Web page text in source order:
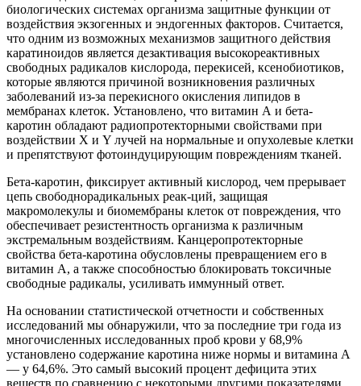
биологических системах организма защитные функции от
воздействия экзогенных и эндогенных факторов. Считается,
что одним из возможных механизмов защитного действия
каратиноидов является дезактивация высокореактивных
свободных радикалов кислорода, перекисей, ксенобиотиков,
которые являются причиной возникновения различных
заболеваний из-за перекисного окисления липидов в
мембранах клеток. Установлено, что витамин А и бета-
каротин обладают радиопротекторными свойствами при
воздействии Х и Y лучей на нормальные и опухолевые клетки
и препятствуют фотоиндуцирующим повреждениям тканей.
Бета-каротин, фиксирует активный кислород, чем прерывает
цепь свободнорадикальных реак-ций, защищая
макромолекулы и биомембраны клеток от повреждения, что
обеспечивает резистентность организма к различным
экстремальным воздействиям. Канцеропротекторные
свойства бета-каротина обусловлены превращением его в
витамин А, а также способностью блокировать токсичные
свободные радикалы, усиливать иммунный ответ.
На основании статистической отчетности и собственных
исследований мы обнаружили, что за последние три года из
многочисленных исследованных проб крови у 68,9%
установлено содержание каротина ниже нормы и витамина А
— у 64,6%. Это самый высокий процент дефицита этих
веществ по сравнению с некоторыми другими показателями